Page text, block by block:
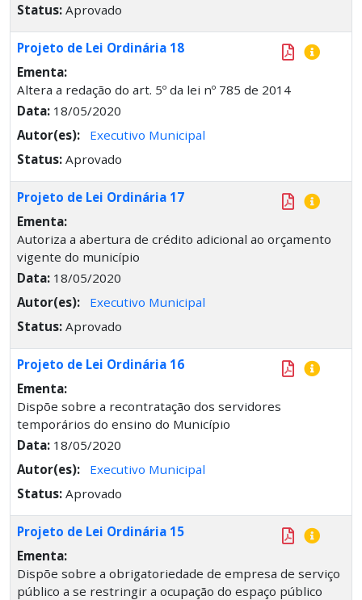
Status: Aprovado
Projeto de Lei Ordinária 18
Ementa:
Altera a redação do art. 5º da lei nº 785 de 2014
Data: 18/05/2020
Autor(es):
Executivo Municipal
Status: Aprovado
Projeto de Lei Ordinária 17
Ementa:
Autoriza a abertura de crédito adicional ao orçamento
vigente do município
Data: 18/05/2020
Autor(es):
Executivo Municipal
Status: Aprovado
Projeto de Lei Ordinária 16
Ementa:
Dispõe sobre a recontratação dos servidores
temporários do ensino do Município
Data: 18/05/2020
Autor(es):
Executivo Municipal
Status: Aprovado
Projeto de Lei Ordinária 15
Ementa:
Dispõe sobre a obrigatoriedade de empresa de serviço
público a se restringir a ocupação do espaço público